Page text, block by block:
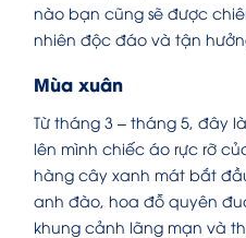
nào bạn cũng sẽ được
nhiên độc đáo và tận
Mùa xuân
Từ tháng 3 – tháng 5, đây
lên mình chiếc áo rực rỡ
hàng cây xanh mát bắt
anh đào, hoa đỗ quyên
khung cảnh lãng mạn và